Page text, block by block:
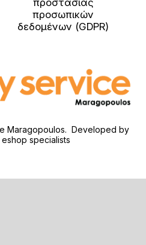
προστασίας
προσωπικών
δεδομένων (GDPR)
Maragopoulos. Developed by
specialists